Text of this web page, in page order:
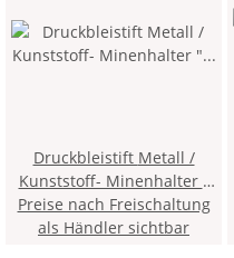
Druckbleistift Metall /
Kunststoff- Minenhalter "
Versatil " 5,6 x 120 mm
Mine - Hellgün - inklusive
Preise nach Freischaltung
als Händler sichtbar